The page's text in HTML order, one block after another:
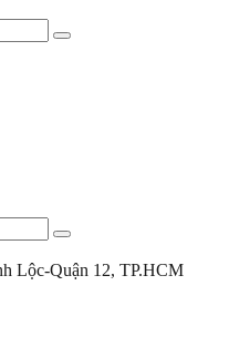
Lộc-Quận 12, TP.HCM